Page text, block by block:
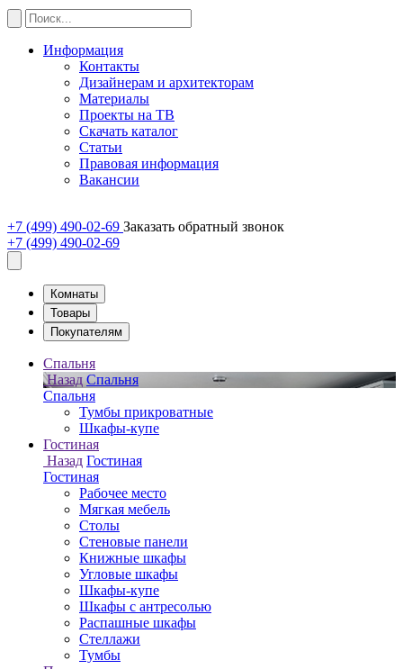
Информация
Контакты
Дизайнерам и архитекторам
Материалы
Проекты на ТВ
Скачать каталог
Статьи
Правовая информация
Вакансии
+7 (499) 490-02-69 Заказать обратный звонок
+7 (499) 490-02-69